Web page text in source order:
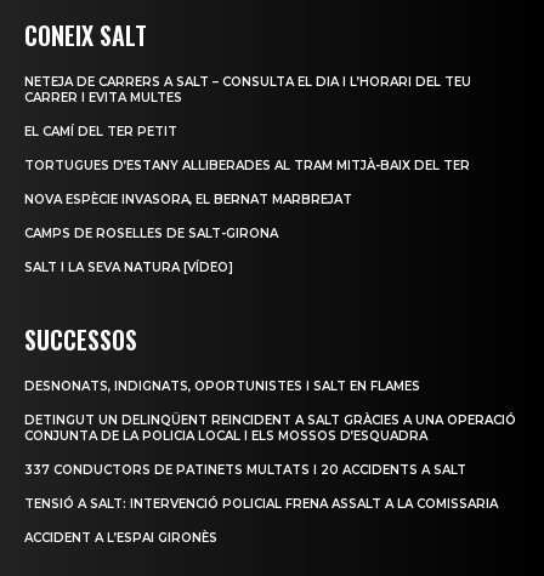
CONEIX SALT
NETEJA DE CARRERS A SALT – CONSULTA EL DIA I L’HORARI DEL TEU
CARRER I EVITA MULTES
EL CAMÍ DEL TER PETIT
TORTUGUES D’ESTANY ALLIBERADES AL TRAM MITJÀ-BAIX DEL TER
NOVA ESPÈCIE INVASORA, EL BERNAT MARBREJAT
CAMPS DE ROSELLES DE SALT-GIRONA
SALT I LA SEVA NATURA [VÍDEO]
SUCCESSOS
DESNONATS, INDIGNATS, OPORTUNISTES I SALT EN FLAMES
DETINGUT UN DELINQÜENT REINCIDENT A SALT GRÀCIES A UNA OPERACIÓ
CONJUNTA DE LA POLICIA LOCAL I ELS MOSSOS D’ESQUADRA
337 CONDUCTORS DE PATINETS MULTATS I 20 ACCIDENTS A SALT
TENSIÓ A SALT: INTERVENCIÓ POLICIAL FRENA ASSALT A LA COMISSARIA
ACCIDENT A L’ESPAI GIRONÈS